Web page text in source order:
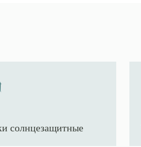
солнцезащитные